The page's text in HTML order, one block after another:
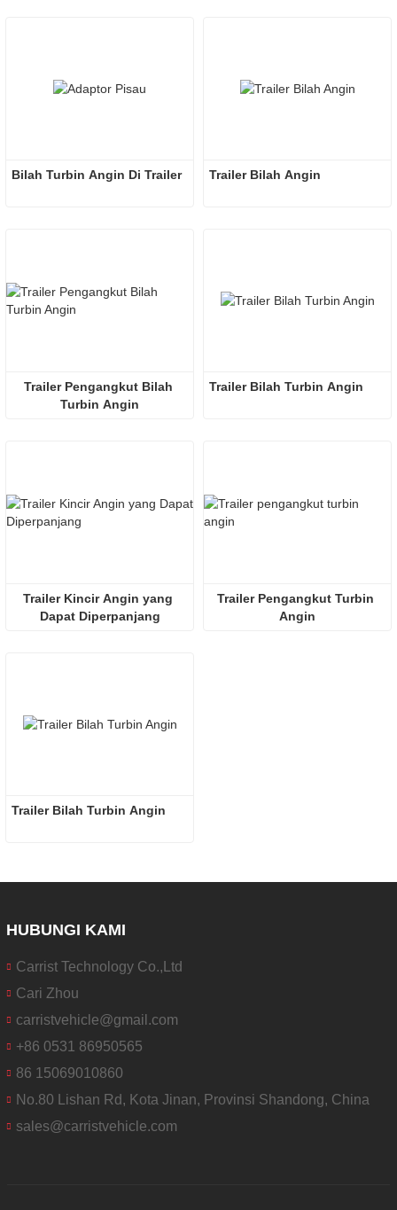
Bilah Turbin Angin Di Trailer Trailer Bilah Angin
Trailer Pengangkut Bilah
Turbin Angin
Trailer Bilah Turbin Angin
Trailer Kincir Angin yang
Dapat Diperpanjang
Trailer Pengangkut Turbin
Angin
Trailer Bilah Turbin Angin
HUBUNGI KAMI
Carrist Technology Co.,Ltd
Cari Zhou
carristvehicle@gmail.com
+86 0531 86950565
86 15069010860
No.80 Lishan Rd, Kota Jinan, Provinsi Shandong, China
sales@carristvehicle.com